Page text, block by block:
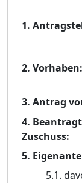
1.
2. Vorhaben:
3. Antrag
4.
Zuschuss:
5.
5.1.